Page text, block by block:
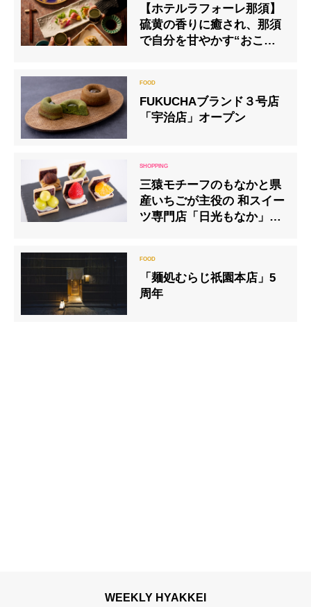
【ホテルラフォーレ那須】
硫黄の香りに癒され、那須
で自分を甘やかす“おこも
酵”をテーマにした食体験
FUKUCHAブランド３号店
「宇治店」オープン
三猿モチーフのもなかと県
産いちごが主役の 和スイー
ツ専門店「日光もなか」
「麺処むらじ祇園本店」5
周年
WEEKLY HYAKKEI